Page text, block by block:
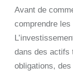
Avant de
comprendre
dans des actifs
obligations,